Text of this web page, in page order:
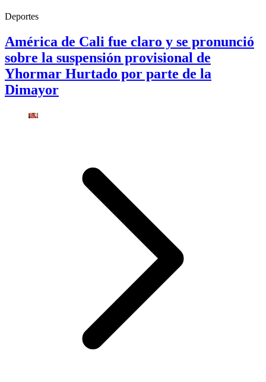
Deportes
América de Cali fue claro y se pronunció
sobre la suspensión provisional de
Yhormar Hurtado por parte de la
Dimayor